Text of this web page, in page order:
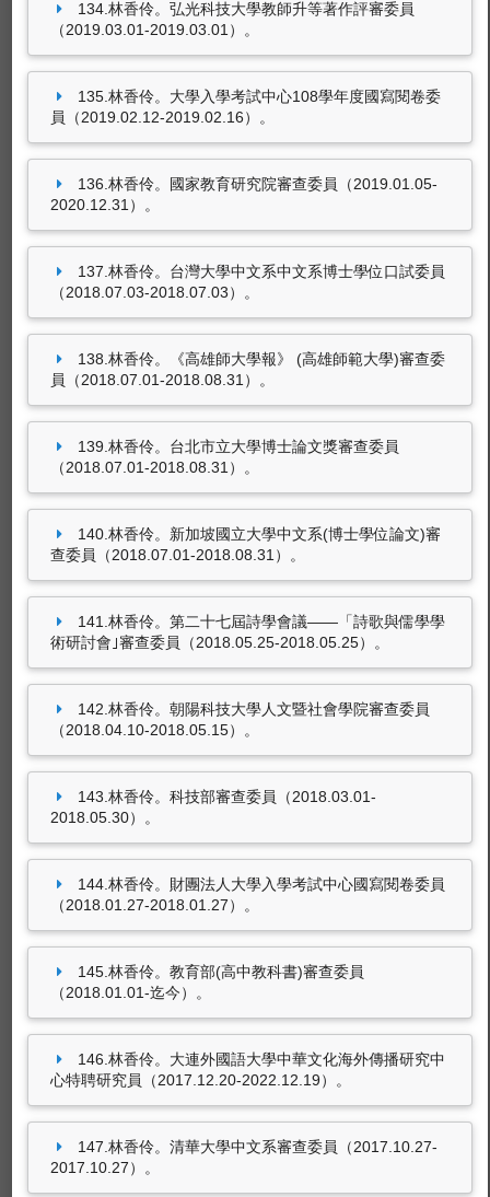
134.林香伶。弘光科技大學教師升等著作評審委員
（2019.03.01-2019.03.01）。
135.林香伶。大學入學考試中心108學年度國寫閱卷委
員（2019.02.12-2019.02.16）。
136.林香伶。國家教育研究院審查委員（2019.01.05-
2020.12.31）。
137.林香伶。台灣大學中文系中文系博士學位口試委員
（2018.07.03-2018.07.03）。
138.林香伶。《高雄師大學報》 (高雄師範大學)審查委
員（2018.07.01-2018.08.31）。
139.林香伶。台北市立大學博士論文獎審查委員
（2018.07.01-2018.08.31）。
140.林香伶。新加坡國立大學中文系(博士學位論文)審
查委員（2018.07.01-2018.08.31）。
141.林香伶。第二十七屆詩學會議――「詩歌與儒學學
術研討會｣審查委員（2018.05.25-2018.05.25）。
142.林香伶。朝陽科技大學人文暨社會學院審查委員
（2018.04.10-2018.05.15）。
143.林香伶。科技部審查委員（2018.03.01-
2018.05.30）。
144.林香伶。財團法人大學入學考試中心國寫閱卷委員
（2018.01.27-2018.01.27）。
145.林香伶。教育部(高中教科書)審查委員
（2018.01.01-迄今）。
146.林香伶。大連外國語大學中華文化海外傳播研究中
心特聘研究員（2017.12.20-2022.12.19）。
147.林香伶。清華大學中文系審查委員（2017.10.27-
2017.10.27）。